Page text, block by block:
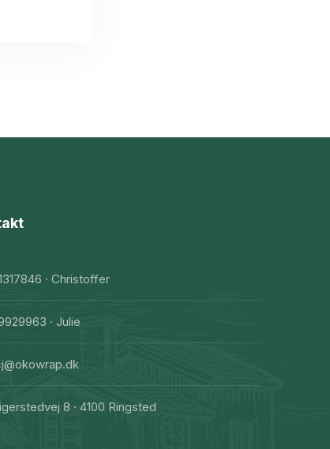
· Christoffer
· Julie
8 · 4100 Ringsted